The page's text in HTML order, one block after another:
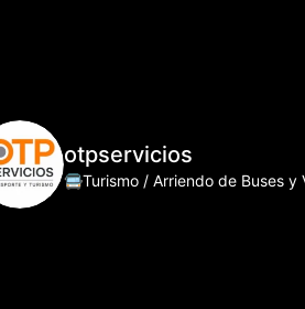
otpservicios
🚍Turismo / Arriendo de Buses y